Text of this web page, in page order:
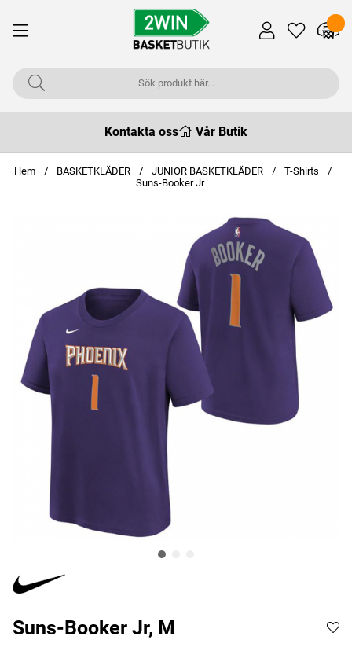
Kontakta oss Vår Butik
Hem BASKETKLÄDER JUNIOR BASKETKLÄDER
T-Shirts
Suns-Booker Jr
Suns-Booker Jr, M